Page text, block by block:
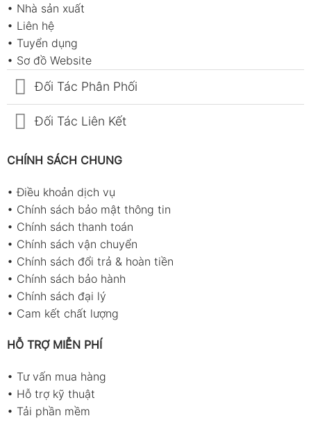
• Nhà sản xuất
• Liên hệ
• Tuyển dụng
• Sơ đồ Website
Đối Tác Phân Phối
Đối Tác Liên Kết
CHÍNH SÁCH CHUNG
•Điều khoản dịch vụ
• Chính sách bảo mật thông tin
• Chính sách thanh toán
• Chính sách vận chuyển
• Chính sách đổi trả & hoàn tiền
• Chính sách bảo hành
• Chính sách đại lý
• Cam kết chất lượng
HỖ TRỢ MIỄN PHÍ
• Tư vấn mua hàng
• Hỗ trợ kỹ thuật
• Tải phần mềm